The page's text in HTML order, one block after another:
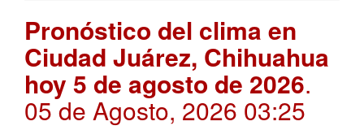
Pronóstico del clima en
Ciudad Juárez, Chihuahua
hoy 5 de agosto de 2026.
05 de Agosto, 2026 03:25